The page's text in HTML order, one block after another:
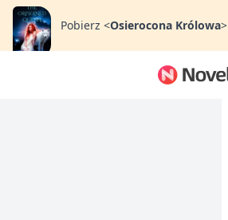
Pobierz <Osierocona Królowa>